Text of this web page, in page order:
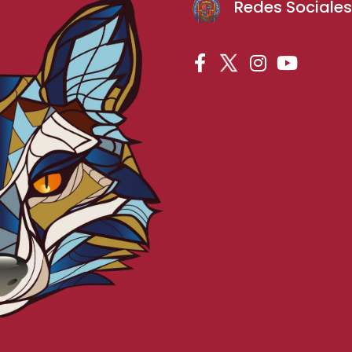
Redes Sociales